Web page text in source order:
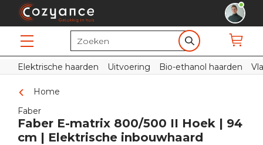
Elektrische haarden Uitvoering Bio-ethanol haarden
Home
Faber
Faber E-matrix 800/500 II Hoek | 94
cm | Elektrische inbouwhaard